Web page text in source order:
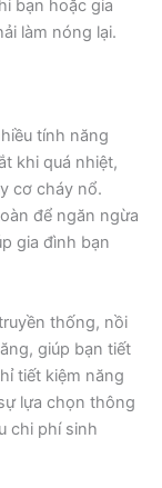
bạn hoặc gia
làm nóng lại.
tính năng
khi quá nhiệt,
cơ cháy nổ.
để ngăn ngừa
gia đình bạn
thống, nồi
giúp bạn tiết
tiết kiệm năng
lựa chọn thông
chi phí sinh